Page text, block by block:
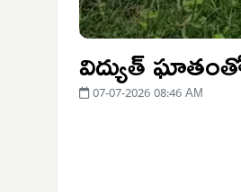
విద్యుత్
07-07-2026 08:46 AM